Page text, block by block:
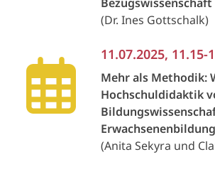
(Dr. Ines Gottschalk)
11.07.2025, 11.15-
Mehr als Methodik:
Hochschuldidaktik
(Anita Sekyra und